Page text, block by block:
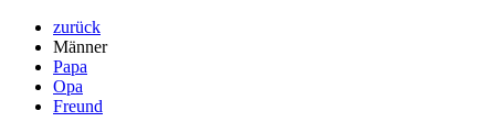
zurück
Männer
Papa
Opa
Freund